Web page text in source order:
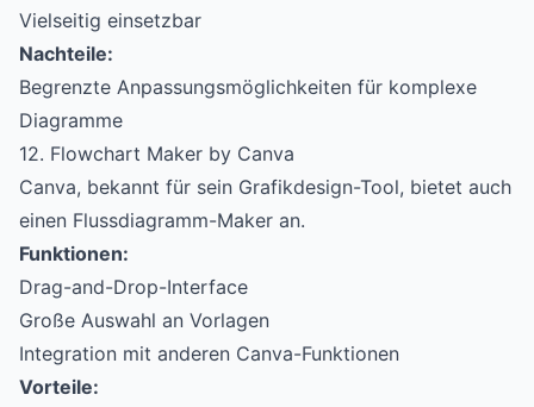
Vielseitig einsetzbar
Nachteile:
Begrenzte Anpassungsmöglichkeiten für komplexe
Diagramme
12. Flowchart Maker by Canva
Canva, bekannt für sein Grafikdesign-Tool, bietet auch
einen Flussdiagramm-Maker an.
Funktionen:
Drag-and-Drop-Interface
Große Auswahl an Vorlagen
Integration mit anderen Canva-Funktionen
Vorteile: